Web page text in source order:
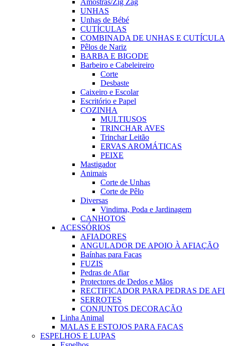
Amostras/Zig Zag
UNHAS
Unhas de Bébé
CUTÍCULAS
COMBINADA DE UNHAS E
Pêlos de Nariz
BARBA E BIGODE
Barbeiro e Cabeleireiro
Corte
Desbaste
Caixeiro e Escolar
Escritório e Papel
COZINHA
MULTIUSOS
TRINCHAR AVES
Trinchar Leitão
ERVAS AROMÁTICAS
PEIXE
Mastigador
Animais
Corte de Unhas
Corte de Pêlo
Diversas
Vindima, Poda e Jardinagem
CANHOTOS
ACESSÓRIOS
AFIADORES
ANGULADOR DE APOIO À AFIAÇÃO
Baínhas para Facas
FUZIS
Pedras de Afiar
Protectores de Dedos e Mãos
RECTIFICADOR PARA PEDRAS DE
SERROTES
CONJUNTOS DECORAÇÃO
Linha Animal
MALAS E ESTOJOS PARA FACAS
ESPELHOS E LUPAS